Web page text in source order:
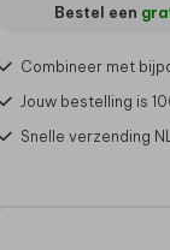
Bestel een
Combineer met
Jouw bestelling is
Snelle verzending